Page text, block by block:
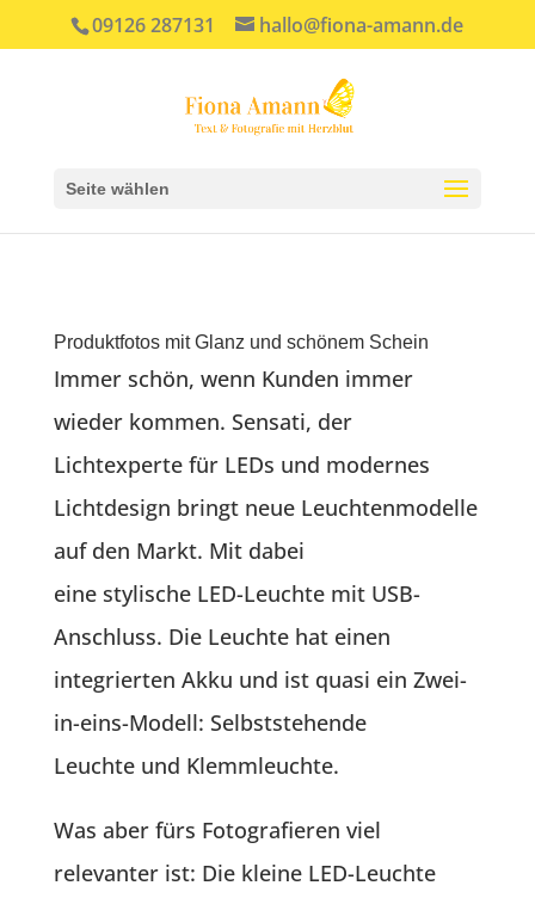
09126 287131 hallo@fiona-amann.de
Seite wählen
Produktfotos mit Glanz und schönem Schein
Immer schön, wenn Kunden immer
wieder kommen. Sensati, der
Lichtexperte für LEDs und modernes
Lichtdesign bringt neue Leuchtenmodelle
auf den Markt. Mit dabei
eine stylische LED-Leuchte mit USB-
Anschluss. Die Leuchte hat einen
integrierten Akku und ist quasi ein Zwei-
in-eins-Modell: Selbststehende
Leuchte und Klemmleuchte.
Was aber fürs Fotografieren viel
relevanter ist: Die kleine LED-Leuchte